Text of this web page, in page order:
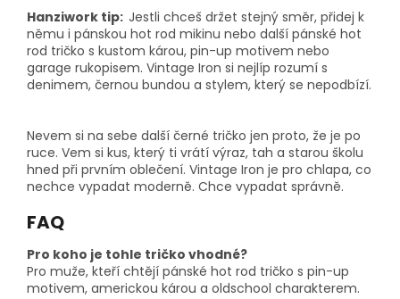
Hanziwork tip: Jestli chceš držet stejný směr, přidej k
němu i pánskou hot rod mikinu nebo další pánské hot
rod tričko s kustom károu, pin-up motivem nebo
garage rukopisem. Vintage Iron si nejlíp rozumí s
denimem, černou bundou a stylem, který se nepodbízí.
Nevem si na sebe další černé tričko jen proto, že je po
ruce. Vem si kus, který ti vrátí výraz, tah a starou školu
hned při prvním oblečení. Vintage Iron je pro chlapa, co
nechce vypadat moderně. Chce vypadat správně.
FAQ
Pro koho je tohle tričko vhodné?
Pro muže, kteří chtějí pánské hot rod tričko s pin-up
motivem, americkou károu a oldschool charakterem.